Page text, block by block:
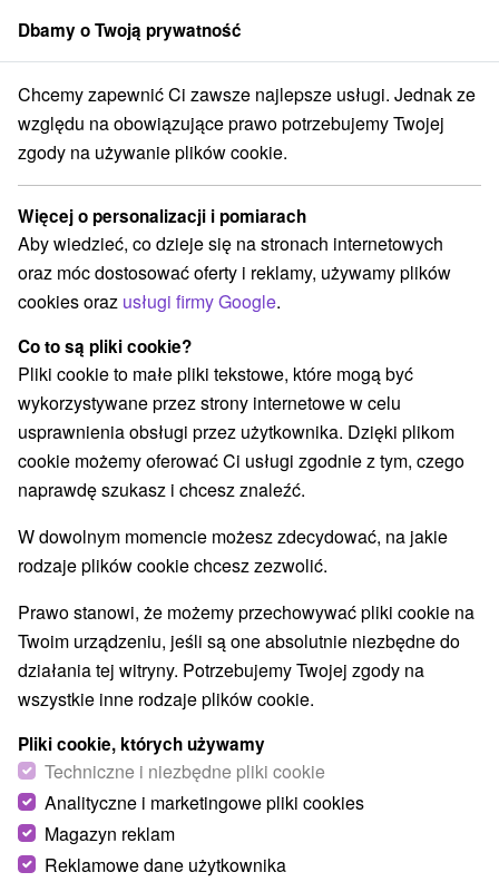
członek grupySorger
Hotel & Aqualand **** Bańska Bystrzyca Wielkanocny pobyt
Wielkanocny pobyt
Dixon Resort Congress Hotel & Aqualand
Bystrzyca
Banská Bystrica
Przejdź do lokalizacji
Urządzenie jest obecnie zamknięty z naszą ofertą!
8,6 doskonały·25 recenzji
Dbamy o Twoją prywatność
Chcemy zapewnić Ci zawsze najlepsze usługi. Jednak ze
względu na obowiązujące prawo potrzebujemy Twojej
zgody na używanie plików cookie.
Więcej o personalizacji i pomiarach
Aby wiedzieć, co dzieje się na stronach internetowych
oraz móc dostosować oferty i reklamy, używamy plików
cookies oraz usługi firmy Google.
Co to są pliki cookie?
Pliki cookie to małe pliki tekstowe, które mogą być
wykorzystywane przez strony internetowe w celu
usprawnienia obsługi przez użytkownika. Dzięki plikom
cookie możemy oferować Ci usługi zgodnie z tym, czego
naprawdę szukasz i chcesz znaleźć.
W dowolnym momencie możesz zdecydować, na jakie
rodzaje plików cookie chcesz zezwolić.
Prawo stanowi, że możemy przechowywać pliki cookie na
Twoim urządzeniu, jeśli są one absolutnie niezbędne do
działania tej witryny. Potrzebujemy Twojej zgody na
wszystkie inne rodzaje plików cookie.
Pliki cookie, których używamy
Techniczne i niezbędne pliki cookie
Analityczne i marketingowe pliki cookies
Magazyn reklam
Reklamowe dane użytkownika